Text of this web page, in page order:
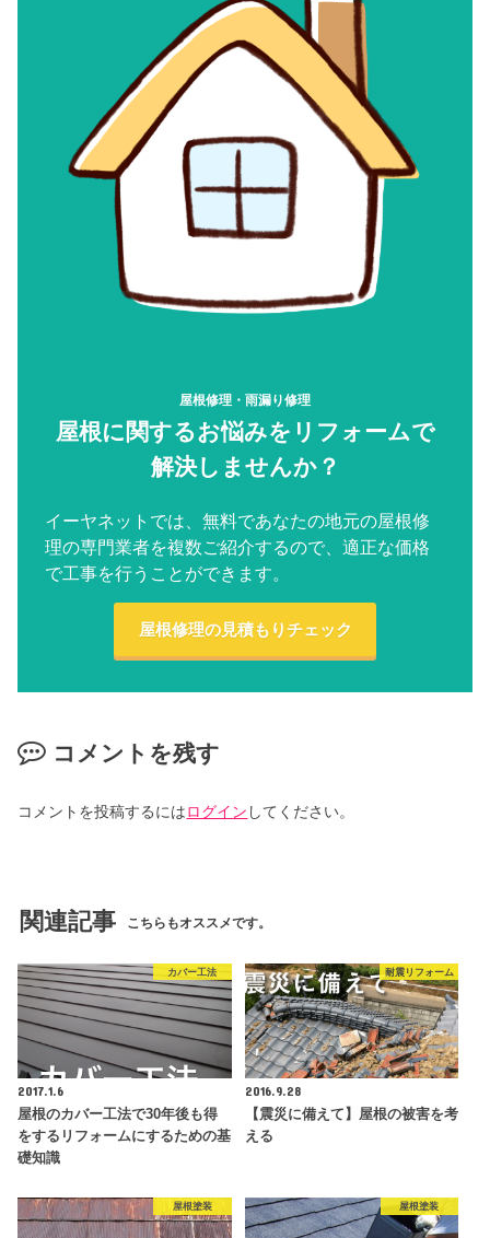
屋根修理・雨漏り修理
屋根に関するお悩みをリフォームで
解決しませんか？
イーヤネットでは、無料であなたの地元の屋根修
理の専門業者を複数ご紹介するので、適正な価格
で工事を行うことができます。
屋根修理の見積もりチェック
コメントを残す
コメントを投稿するにはログイン してください。
関連記事 こちらもオススメです。
カバー工法
2017.1.6
屋根のカバー工法で30年後も得
をするリフォームにするための基
礎知識
耐震リフォーム
2016.9.28
【震災に備えて】屋根の被害を考
える
屋根塗装 屋根塗装